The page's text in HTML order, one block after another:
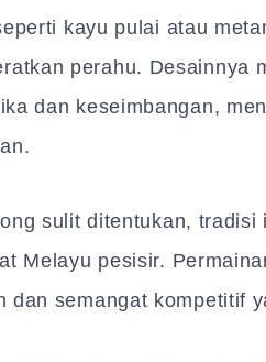
kayu pulai atau
perahu. Desainnya
dan keseimbangan,
sulit ditentukan, tradisi
Melayu pesisir.
dan semangat kompetitif